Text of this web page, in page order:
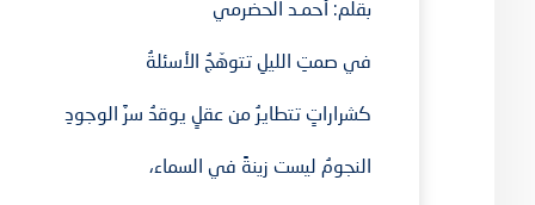
بقلم: أحمـد الحضرمي
في صمتِ الليلِ تتوهّجُ الأسئلةُ
كشراراتٍ تتطايرُ من عقلٍ يوقدُ سرَّ الوجودِ
النجومُ ليست زينةً في السماء،